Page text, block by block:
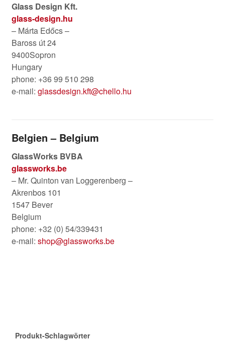
Glass Design Kft.
glass-design.hu
– Márta Edőcs –
Baross út 24
9400Sopron
Hungary
phone: +36 99 510 298
e-mail: glassdesign.kft@chello.hu
Belgien – Belgium
GlassWorks BVBA
glassworks.be
– Mr. Quinton van Loggerenberg –
Akrenbos 101
1547 Bever
Belgium
phone: +32 (0) 54/339431
e-mail: shop@glassworks.be
Produkt-Schlagwörter